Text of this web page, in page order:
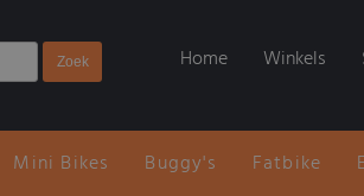
Home Winkels
Mini Bikes Buggy's Fatbike